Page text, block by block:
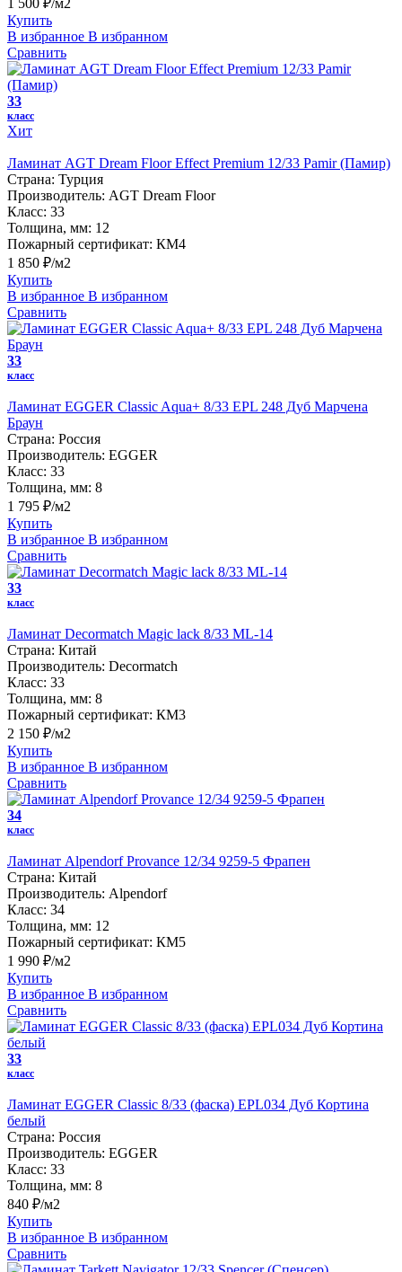
Купить
В избранное В избранном
Сравнить
33
класс
Хит
Ламинат AGT Dream Floor Effect Premium 12/33 Pamir (Памир)
Страна: Турция
Производитель: AGT Dream Floor
Класс: 33
Толщина, мм: 12
Пожарный сертификат: КМ4
1 850 ₽/м2
Купить
В избранное В избранном
Сравнить
33
класс
Ламинат EGGER Classic Aqua+ 8/33 EPL 248 Дуб Марчена
Браун
Страна: Россия
Производитель: EGGER
Класс: 33
Толщина, мм: 8
1 795 ₽/м2
Купить
В избранное В избранном
Сравнить
33
класс
Ламинат Decormatch Magic lack 8/33 ML-14
Страна: Китай
Производитель: Decormatch
Класс: 33
Толщина, мм: 8
Пожарный сертификат: КМ3
2 150 ₽/м2
Купить
В избранное В избранном
Сравнить
34
класс
Ламинат Alpendorf Provance 12/34 9259-5 Фрапен
Страна: Китай
Производитель: Alpendorf
Класс: 34
Толщина, мм: 12
Пожарный сертификат: КМ5
1 990 ₽/м2
Купить
В избранное В избранном
Сравнить
33
класс
Ламинат EGGER Classic 8/33 (фаска) EPL034 Дуб Кортина
белый
Страна: Россия
Производитель: EGGER
Класс: 33
Толщина, мм: 8
840 ₽/м2
Купить
В избранное В избранном
Сравнить